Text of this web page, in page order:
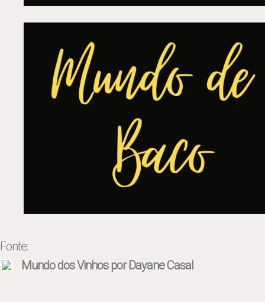
Fonte:
Mundo dos Vinhos por Dayane Casal